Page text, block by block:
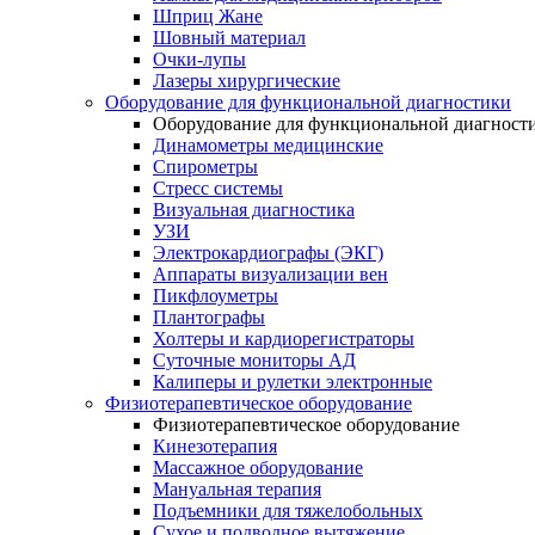
Шприц Жане
Шовный материал
Очки-лупы
Лазеры хирургические
Оборудование для функциональной диагностики
Оборудование для функциональной
Динамометры медицинские
Спирометры
Стресс системы
Визуальная диагностика
УЗИ
Электрокардиографы (ЭКГ)
Аппараты визуализации вен
Пикфлоуметры
Плантографы
Холтеры и кардиорегистраторы
Суточные мониторы АД
Калиперы и рулетки электронные
Физиотерапевтическое оборудование
Физиотерапевтическое оборудование
Кинезотерапия
Массажное оборудование
Мануальная терапия
Подъемники для тяжелобольных